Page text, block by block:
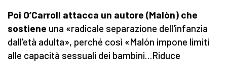
Poi O’Carroll attacca un autore (Malòn) che
sostiene una «radicale separazione dell'infanzia
dall'età adulta», perché così «Malón impone limiti
alle capacità sessuali dei bambini…Riduce